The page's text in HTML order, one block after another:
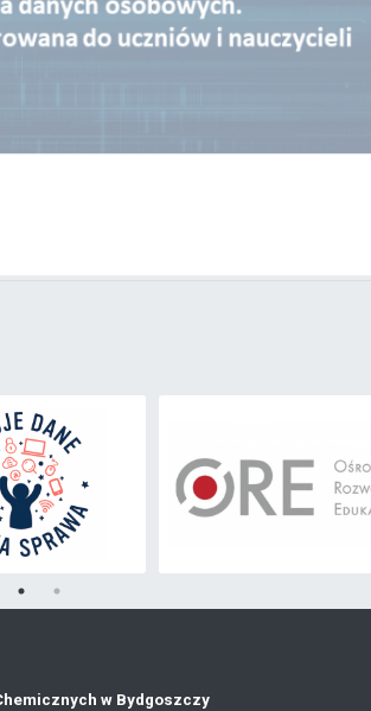
w Bydgoszczy